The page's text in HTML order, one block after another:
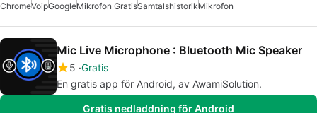
ChromeVoipGoogleMikrofon GratisSamtalshistorikMikrofon
Mic Live Microphone : Bluetooth Mic Speaker
5 Gratis
En gratis app för Android, av AwamiSolution.
Gratis nedladdning för Android